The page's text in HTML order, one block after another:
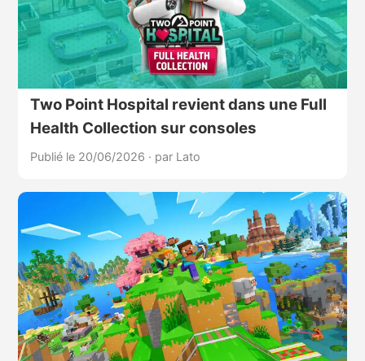
Two Point Hospital revient dans une Full
Health Collection sur consoles
Publié le 20/06/2026 · par Lato